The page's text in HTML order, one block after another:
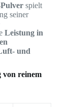
spielt
seiner
Leistung in
und
von reinem